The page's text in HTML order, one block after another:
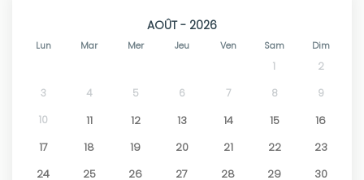
AOÛT - 2026
Lun Mar Mer Jeu Ven Sam Dim
1
2
3
4 5 6 7 8
9
10
11 12 13 14 15
16
17
18 19 20 21 22
23
24
25 26 27 28 29
30